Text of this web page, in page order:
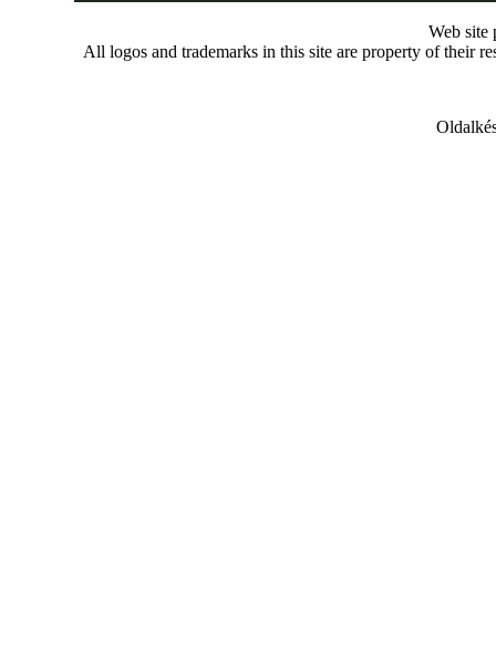
Web site
All logos and trademarks in this site are property of their